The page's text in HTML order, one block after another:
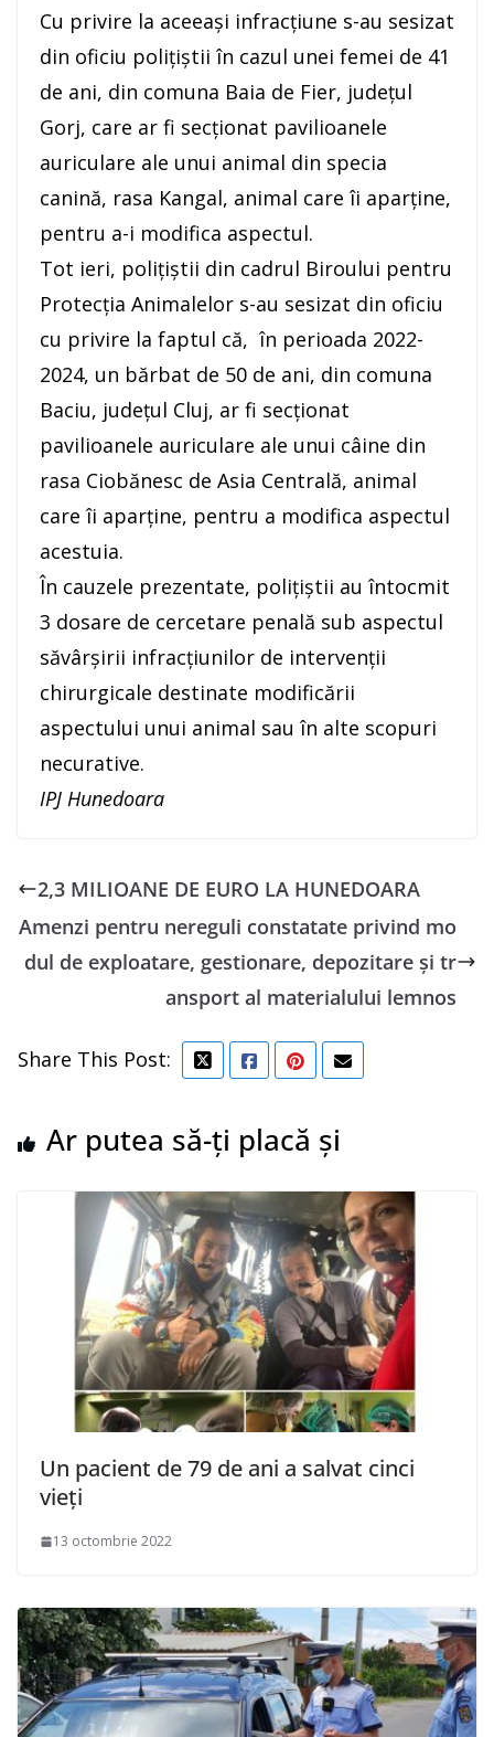
Cu privire la aceeași infracțiune s-au sesizat
din oficiu polițiștii în cazul unei femei de 41
de ani, din comuna Baia de Fier, județul
Gorj, care ar fi secționat pavilioanele
auriculare ale unui animal din specia
canină, rasa Kangal, animal care îi aparține,
pentru a-i modifica aspectul.
Tot ieri, polițiștii din cadrul Biroului pentru
Protecția Animalelor s-au sesizat din oficiu
cu privire la faptul că, în perioada 2022-
2024, un bărbat de 50 de ani, din comuna
Baciu, județul Cluj, ar fi secționat
pavilioanele auriculare ale unui câine din
rasa Ciobănesc de Asia Centrală, animal
care îi aparține, pentru a modifica aspectul
acestuia.
În cauzele prezentate, polițiștii au întocmit
3 dosare de cercetare penală sub aspectul
săvârșirii infracțiunilor de intervenții
chirurgicale destinate modificării
aspectului unui animal sau în alte scopuri
necurative.
IPJ Hunedoara
2,3 MILIOANE DE EURO LA HUNEDOARA
Amenzi pentru nereguli constatate privind mo
dul de exploatare, gestionare, depozitare și tr
ansport al materialului lemnos
Share This Post:
Ar putea să-ți placă și
Un pacient de 79 de ani a salvat cinci
vieți
13 octombrie 2022